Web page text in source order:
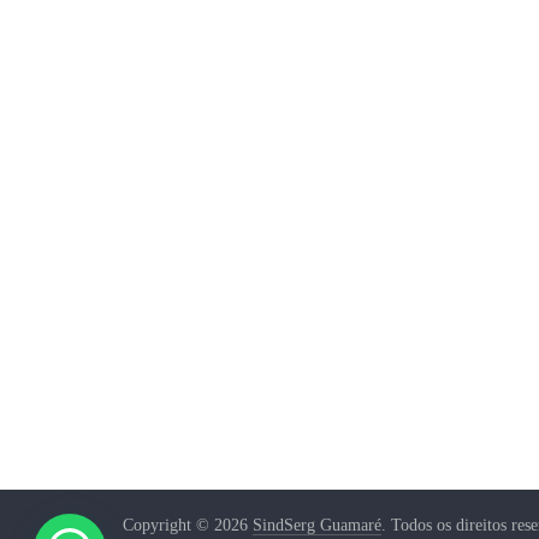
Copyright © 2026 SindSerg Guamaré. Todos os direitos